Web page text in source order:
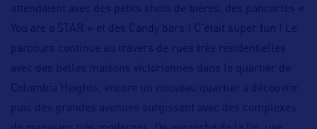
attendaient avec des petits shots de bières, des pancartes «
You are a STAR » et des Candy bars ! C’était super fun ! Le
parcours continue au travers de rues très résidentielles
avec des belles maisons victoriennes dans le quartier de
Colombia Heights, encore un nouveau quartier à découvrir,
puis des grandes avenues surgissent avec des complexes